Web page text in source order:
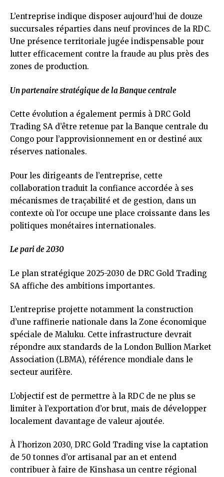
L’entreprise indique disposer aujourd’hui de douze
succursales réparties dans neuf provinces de la RDC.
Une présence territoriale jugée indispensable pour
lutter efficacement contre la fraude au plus près des
zones de production.
Un partenaire stratégique de la Banque centrale
Cette évolution a également permis à DRC Gold
Trading SA d’être retenue par la Banque centrale du
Congo pour l’approvisionnement en or destiné aux
réserves nationales.
Pour les dirigeants de l’entreprise, cette
collaboration traduit la confiance accordée à ses
mécanismes de traçabilité et de gestion, dans un
contexte où l’or occupe une place croissante dans les
politiques monétaires internationales.
Le pari de 2030
Le plan stratégique 2025-2030 de DRC Gold Trading
SA affiche des ambitions importantes.
L’entreprise projette notamment la construction
d’une raffinerie nationale dans la Zone économique
spéciale de Maluku. Cette infrastructure devrait
répondre aux standards de la London Bullion Market
Association (LBMA), référence mondiale dans le
secteur aurifère.
L’objectif est de permettre à la RDC de ne plus se
limiter à l’exportation d’or brut, mais de développer
localement davantage de valeur ajoutée.
À l’horizon 2030, DRC Gold Trading vise la captation
de 50 tonnes d’or artisanal par an et entend
contribuer à faire de Kinshasa un centre régional